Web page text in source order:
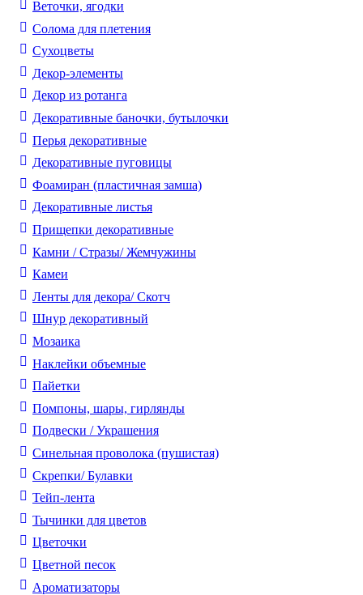
Веточки, ягодки
Солома для плетения
Cухоцветы
Декор-элементы
Декор из ротанга
Декоративные баночки, бутылочки
Перья декоративные
Декоративные пуговицы
Фоамиран (пластичная замша)
Декоративные листья
Прищепки декоративные
Камни / Cтразы/ Жемчужины
Камеи
Ленты для декора/ Скотч
Шнур декоративный
Мозаика
Наклейки объемные
Пайетки
Помпоны, шары, гирлянды
Подвески / Украшения
Синельная проволока (пушистая)
Скрепки/ Булавки
Тейп-лента
Тычинки для цветов
Цветочки
Цветной песок
Ароматизаторы